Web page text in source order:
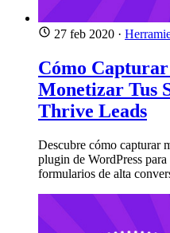
27 feb 2020 ·
Cómo Capturar
Monetizar Tus
Thrive Leads
Descubre cómo capturar
plugin de WordPress
formularios de alta